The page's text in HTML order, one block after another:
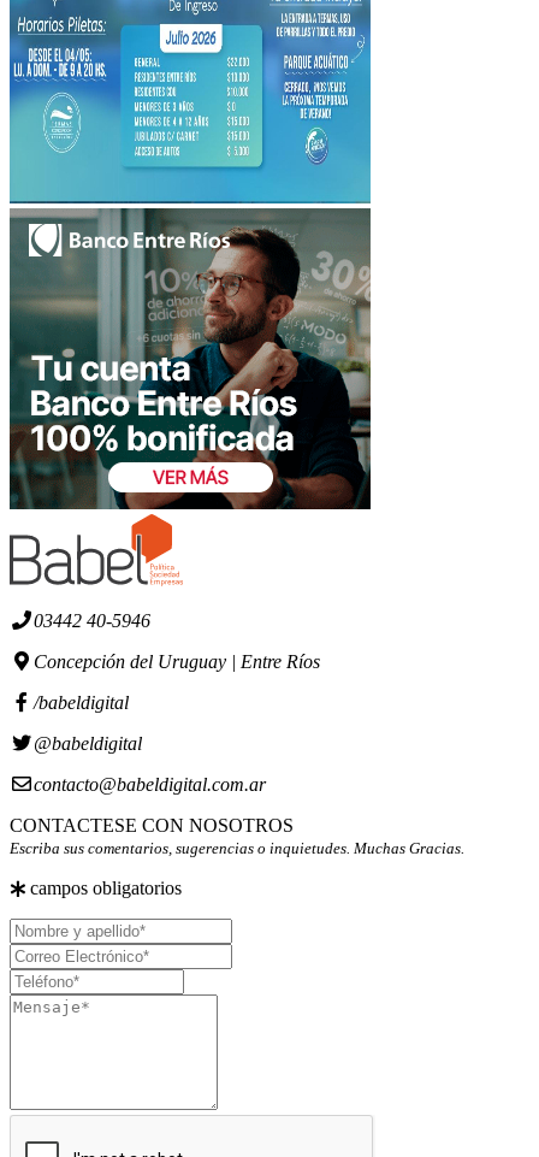
03442 40-5946
Concepción del Uruguay | Entre Ríos
/babeldigital
@babeldigital
contacto@babeldigital.com.ar
CONTACTESE CON NOSOTROS
Escriba sus comentarios, sugerencias o inquietudes. Muchas Gracias.
campos obligatorios
Nombre
y
apellido
Correo
Electrónico
Teléfono
Mensaje